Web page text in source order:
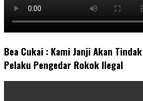
Bea Cukai : Kami Janji Akan
Pelaku Pengedar Rokok Ilegal